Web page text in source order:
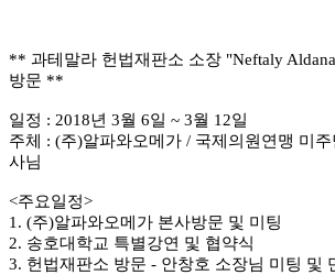
** 과테말라 헌법재판소 소장 "Neftaly
방문 **
일정 : 2018년 3월 6일 ~ 3월 12일
주체 : (주)알파와오메가 / 국제의원연맹 미
사님
<주요일정>
1. (주)알파와오메가 본사방문 및 미팅
2. 송호대학교 특별강연 및 협약식
3. 헌법재판소 방문 - 안창호 소장님 미팅 및